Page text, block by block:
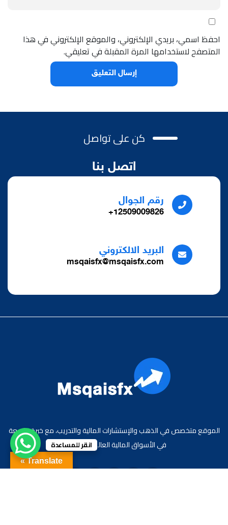
احفظ اسمي، بريدي الإلكتروني، والموقع الإلكتروني في هذا
المتصفح لاستخدامها المرة المقبلة في تعليقي.
كن على تواصل
اتصل بنا
رقم الجوال
12509009826+
البريد الالكتروني
msqaisfx@msqaisfx.com
الموقع متخصص في الذهب والإستشارات المالية والتدريب، مع خبرة واسعة
في الأسواق المالية العالمية والعربية.
Translate »
انقر للمساعدة